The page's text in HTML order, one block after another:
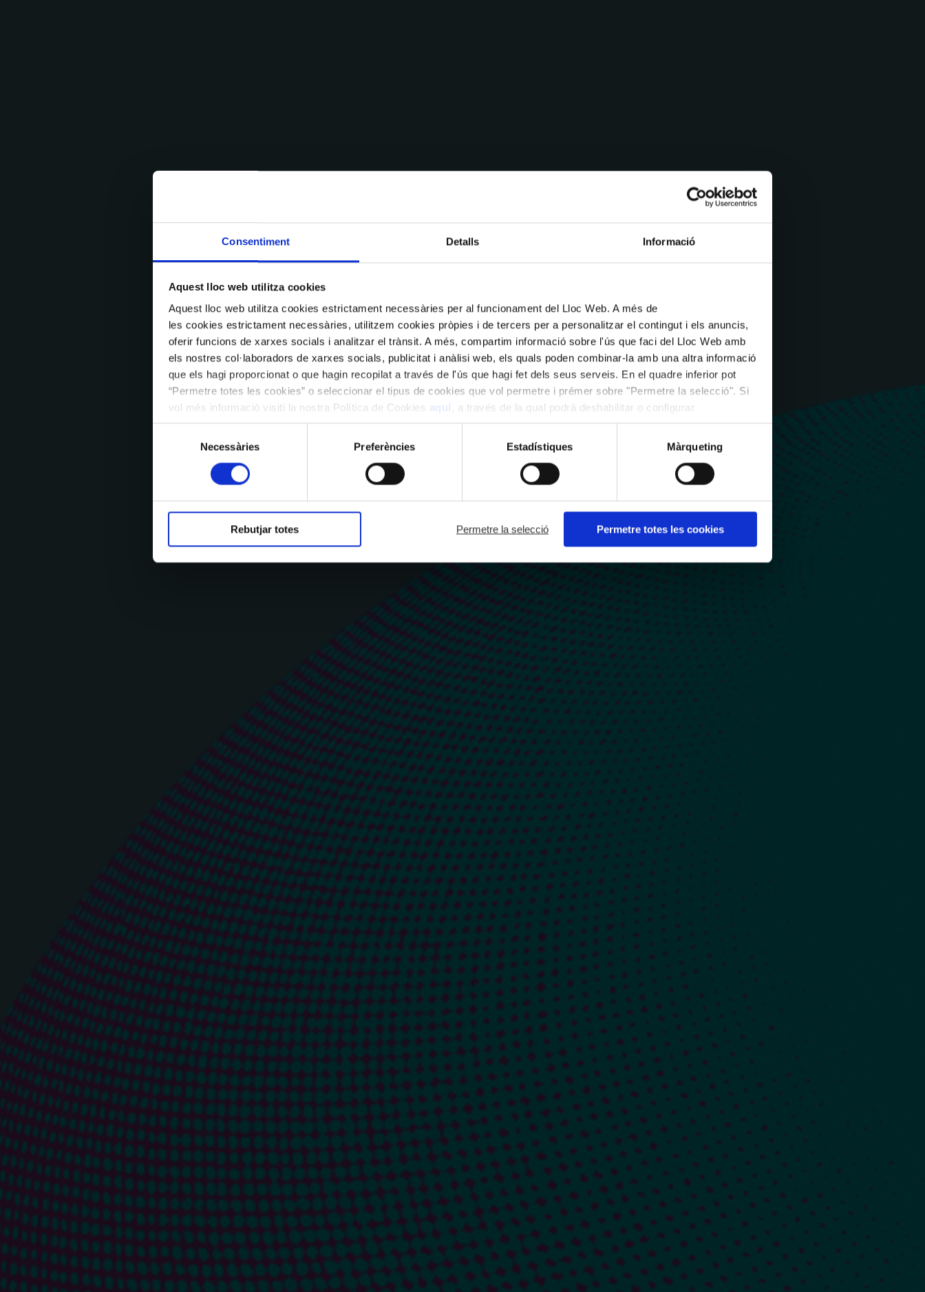
Consentiment Detalls Informació
Aquest lloc web utilitza cookies
Aquest lloc web utilitza cookies estrictament necessàries per al funcionament del Lloc Web. A més de
les cookies estrictament necessàries, utilitzem cookies pròpies i de tercers per a personalitzar el contingut i els anuncis,
oferir funcions de xarxes socials i analitzar el trànsit. A més, compartim informació sobre l'ús que faci del Lloc Web amb
els nostres col·laboradors de xarxes socials, publicitat i anàlisi web, els quals poden combinar-la amb una altra informació
que els hagi proporcionat o que hagin recopilat a través de l'ús que hagi fet dels seus serveis. En el quadre inferior pot
“Permetre totes les cookies” o seleccionar el tipus de cookies que vol permetre i prémer sobre "Permetre la selecció". Si
vol més informació visiti la nostra Política de Cookies aquí
, a través de la qual podrà deshabilitar o configurar
les cookies en qualsevol moment.
consentiment
Necessàries Preferències Estadístiques Màrqueting
Rebutjar totes Permetre la selecció Permetre totes les cookies